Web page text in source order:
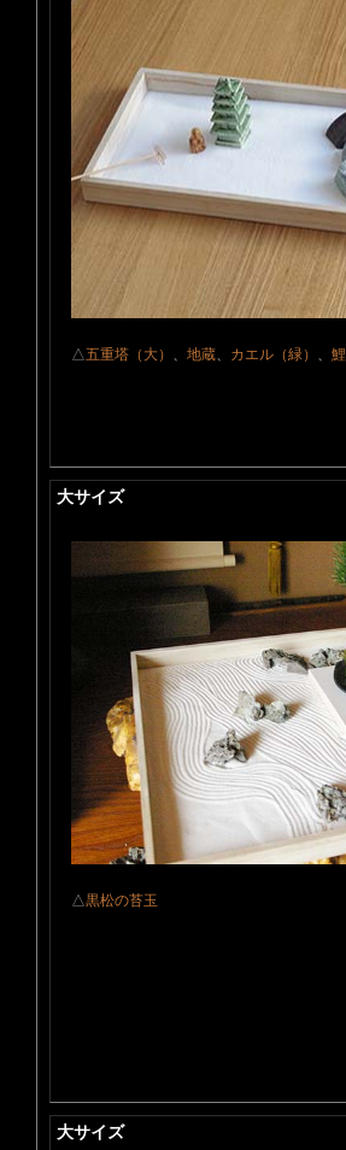
△五重塔（大） 、 地蔵、 カエル（緑） 、 鯉
大サイズ
△黒松の苔玉
大サイズ